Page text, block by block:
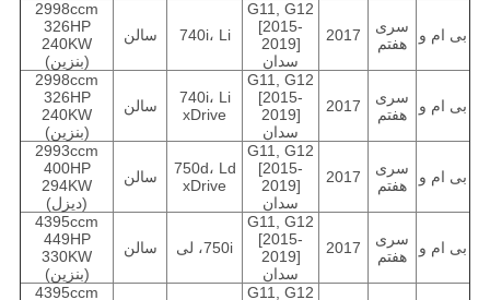
بی ام و
سری
هفتم
2017
G11, G12
[2015-
2019]
سدان
740i، Li سالن
2998ccm
326HP
240KW
(بنزین)
بی ام و
سری
هفتم
2017
G11, G12
[2015-
2019]
سدان
740i، Li
xDrive
سالن
2998ccm
326HP
240KW
(بنزین)
بی ام و
سری
هفتم
2017
G11, G12
[2015-
2019]
سدان
750d، Ld
xDrive
سالن
2993ccm
400HP
294KW
(دیزل)
بی ام و
سری
هفتم
2017
G11, G12
[2015-
2019]
سدان
750i، لی سالن
4395ccm
449HP
330KW
(بنزین)
G11, G12
4395ccm